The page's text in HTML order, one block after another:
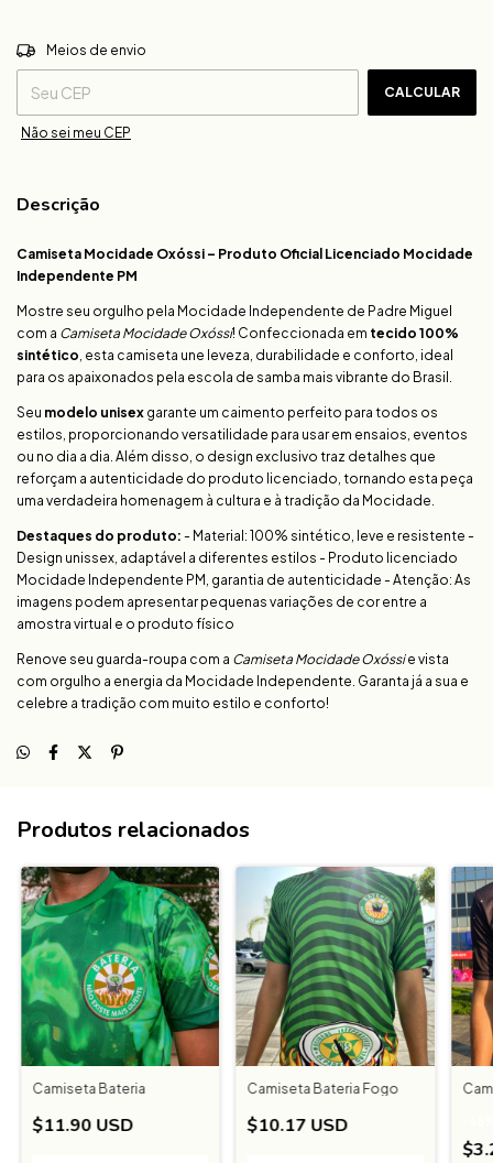
Entregas para o CEP:
Meios de envio
CALCULAR
Não sei meu CEP
Descrição
Camiseta Mocidade Oxóssi – Produto Oficial Licenciado Mocidade
Independente PM
Mostre seu orgulho pela Mocidade Independente de Padre Miguel
com a Camiseta Mocidade Oxóssi! Confeccionada em tecido 100%
sintético, esta camiseta une leveza, durabilidade e conforto, ideal
para os apaixonados pela escola de samba mais vibrante do Brasil.
Seu modelo unisex garante um caimento perfeito para todos os
estilos, proporcionando versatilidade para usar em ensaios, eventos
ou no dia a dia. Além disso, o design exclusivo traz detalhes que
reforçam a autenticidade do produto licenciado, tornando esta peça
uma verdadeira homenagem à cultura e à tradição da Mocidade.
Destaques do produto: - Material: 100% sintético, leve e resistente -
Design unissex, adaptável a diferentes estilos - Produto licenciado
Mocidade Independente PM, garantia de autenticidade - Atenção: As
imagens podem apresentar pequenas variações de cor entre a
amostra virtual e o produto físico
Renove seu guarda-roupa com a Camiseta Mocidade Oxóssie vista
com orgulho a energia da Mocidade Independente. Garanta já a sua e
celebre a tradição com muito estilo e conforto!
Produtos relacionados
Camiseta Bateria
$11.90 USD
Camiseta Bateria Fogo
$10.17 USD